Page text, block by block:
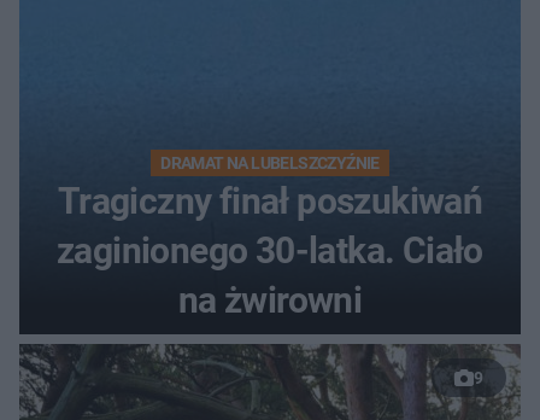
DRAMAT NA LUBELSZCZYŹNIE
Tragiczny finał poszukiwań
zaginionego 30-latka. Ciało
na żwirowni
9